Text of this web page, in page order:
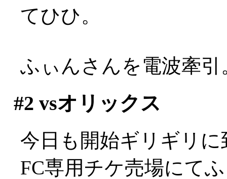
てひひ。
ふぃんさんを電波牽引
#2 vsオリックス
今日も開始ギリギリ
FC専用チケ売場にて